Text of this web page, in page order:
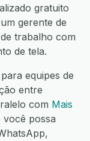
gratuito
gerente de
trabalho com
de tela.
equipes de
entre
com Mais
você possa